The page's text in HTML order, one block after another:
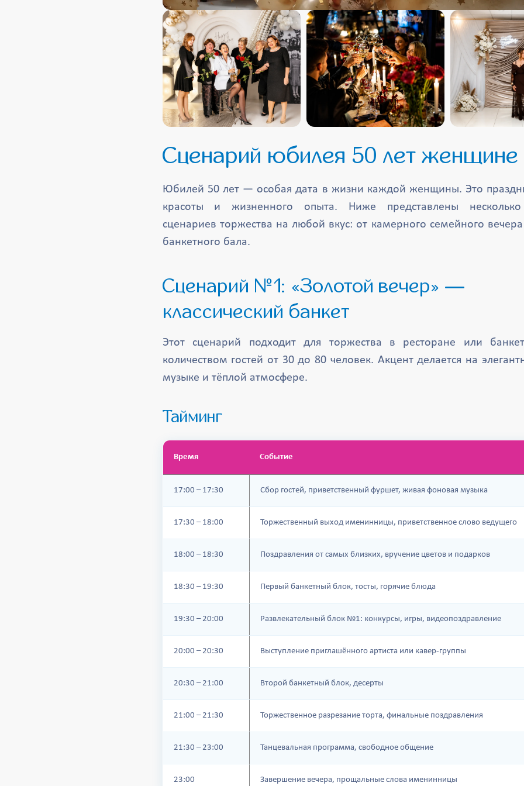
Сценарий юбилея 50 лет женщине
Юбилей 50 лет — особая дата в жизни каждой женщины. Это
красоты и жизненного опыта. Ниже представлены
сценариев торжества на любой вкус: от камерного семейного
банкетного бала.
Сценарий №1: «Золотой вечер» —
классический банкет
Этот сценарий подходит для торжества в ресторане или
количеством гостей от 30 до 80 человек. Акцент делается на
музыке и тёплой атмосфере.
Тайминг
Время Событие
17:00 – 17:30 Сбор гостей, приветственный фуршет, живая фоновая музыка
17:30 – 18:00 Торжественный выход именинницы, приветственное слово ведущего
18:00 – 18:30 Поздравления от самых близких, вручение цветов и подарков
18:30 – 19:30 Первый банкетный блок, тосты, горячие блюда
19:30 – 20:00 Развлекательный блок №1: конкурсы, игры, видеопоздравление
20:00 – 20:30 Выступление приглашённого артиста или кавер-группы
20:30 – 21:00 Второй банкетный блок, десерты
21:00 – 21:30 Торжественное разрезание торта, финальные поздравления
21:30 – 23:00 Танцевальная программа, свободное общение
23:00 Завершение вечера, прощальные слова именинницы